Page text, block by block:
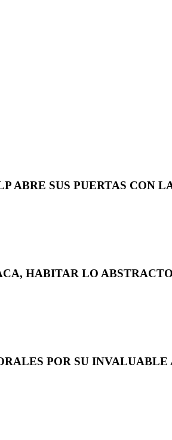
ABRE SUS PUERTAS CON
HABITAR LO
POR SU INVALUABLE